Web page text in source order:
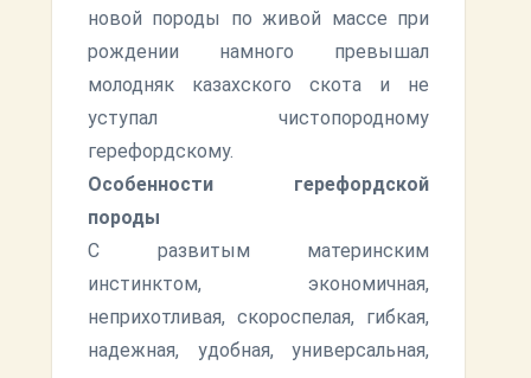
новой породы по живой массе при
рождении намного превышал
молодняк казахского скота и не
уступал чистопородному
герефордскому.
Особенности герефордской
породы
С развитым материнским
инстинктом, экономичная,
неприхотливая, скороспелая, гибкая,
надежная, удобная, универсальная,